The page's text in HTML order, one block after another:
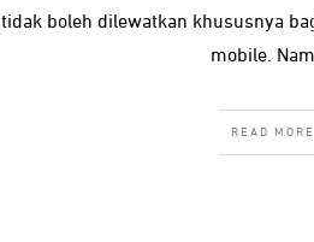
tidak boleh dilewatkan khususnya
mobile.
READ MORE